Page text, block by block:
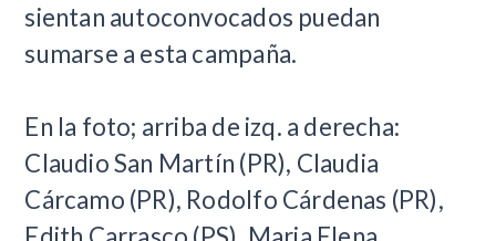
sientan autoconvocados puedan
sumarse a esta campaña.
En la foto; arriba de izq. a derecha:
Claudio San Martín (PR), Claudia
Cárcamo (PR), Rodolfo Cárdenas (PR),